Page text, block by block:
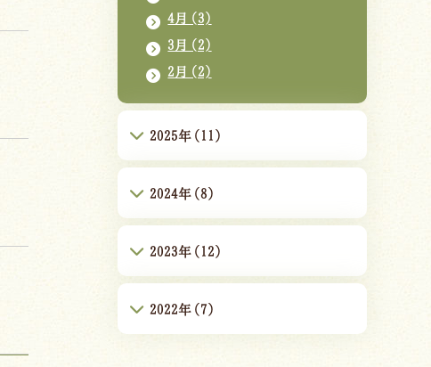
4月(3)
3月(2)
2月(2)
2025年(11)
2024年(8)
2023年(12)
2022年(7)